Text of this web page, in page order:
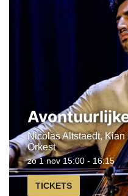
Nicolas Altstaedt,
Orkest
zo 1 nov 15:00 - 16:15
TICKETS